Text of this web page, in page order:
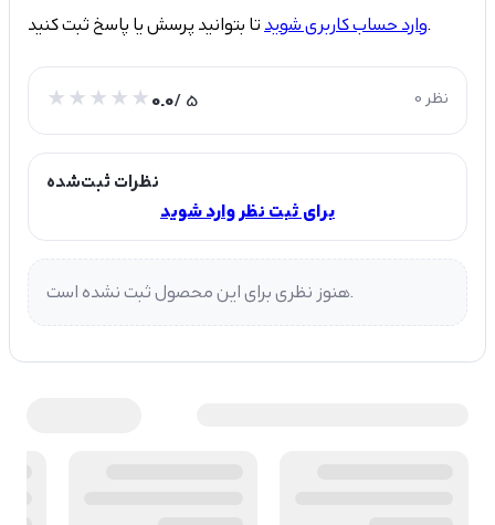
وارد حساب کاربری شویدتا بتوانید پرسش یا پاسخ ثبت کنید.
0.0/ 5 0 نظر
نظرات ثبت‌شده
برای ثبت نظر وارد شوید
هنوز نظری برای این محصول ثبت نشده است.